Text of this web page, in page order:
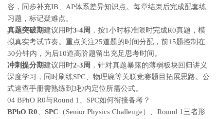
容，同步补充IB、AP体系差异知识点。每章结束后完成配套练
习题，标记疑难点。
真题突破期建议用时3-4周 ，按1小时标准限时完成R0真题，模
拟真实考试节奏。重点关注25道题的时间分配，前15题控制在
30分钟内，为后10道高阶题留出充足思考时间。
冲刺提分期建议用时2-3周 ，针对真题暴露的薄弱板块回归讲义
深度学习，同时刷练SPC、物理碗等关联竞赛题目拓展思路。公
式速查手册需熟练到3秒内定位所需公式。
04 BPhO R0与Round 1、SPC如何衔接备考？
BPhO R0、 SPC （Senior Physics Challenge）、Round 1三者形